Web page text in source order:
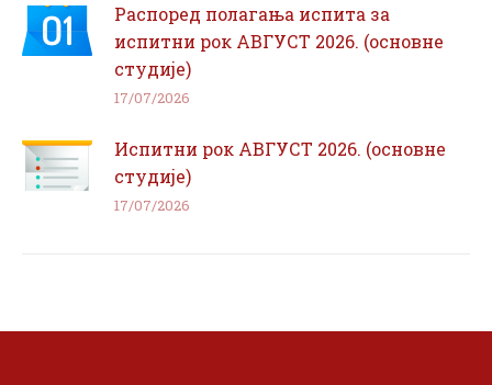
Распоред полагања испита за
испитни рок АВГУСТ 2026. (основне
студије)
17/07/2026
Испитни рок АВГУСТ 2026. (основне
студије)
17/07/2026